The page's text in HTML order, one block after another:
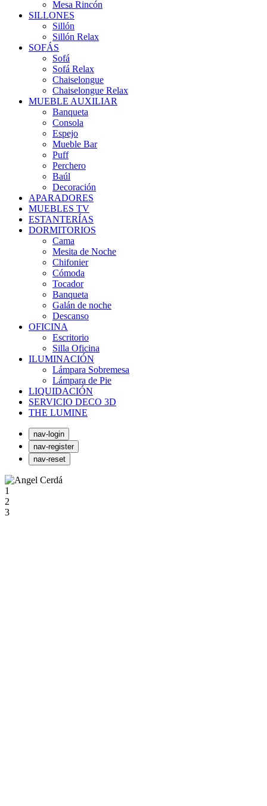
Mesa Rincón
SILLONES
Sillón
Sillón Relax
SOFÁS
Sofá
Sofá Relax
Chaiselongue
Chaiselongue Relax
MUEBLE AUXILIAR
Banqueta
Consola
Espejo
Mueble Bar
Puff
Perchero
Baúl
Decoración
APARADORES
MUEBLES TV
ESTANTERÍAS
DORMITORIOS
Cama
Mesita de Noche
Chifonier
Cómoda
Tocador
Banqueta
Galán de noche
Descanso
OFICINA
Escritorio
Silla Oficina
ILUMINACIÓN
Lámpara Sobremesa
Lámpara de Pie
LIQUIDACIÓN
SERVICIO DECO 3D
THE LUMINE
nav-login
nav-register
nav-reset
1
2
3